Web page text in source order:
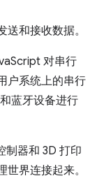
和接收数据。
对串行
户系统上的串行
蓝牙设备进行
制器和 3D 打印
界连接起来。